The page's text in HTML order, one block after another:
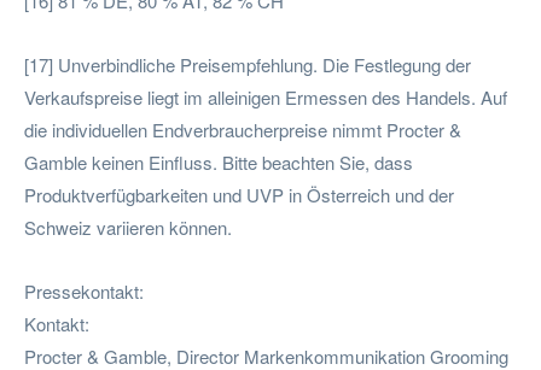
[17] Unverbindliche Preisempfehlung. Die Festlegung der
Verkaufspreise liegt im alleinigen Ermessen des Handels. Auf
die individuellen Endverbraucherpreise nimmt Procter &
Gamble keinen Einfluss. Bitte beachten Sie, dass
Produktverfügbarkeiten und UVP in Österreich und der
Schweiz variieren können.
Pressekontakt:
Kontakt:
Procter & Gamble, Director Markenkommunikation Grooming